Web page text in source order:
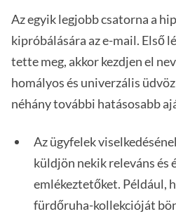
Az egyik legjobb csatorna a
kipróbálására az e-mail. Első
tette meg, akkor kezdjen el
homályos és univerzális
néhány további hatásosabb
Az ügyfelek
küldjön nekik releváns és
emlékeztetőket. Például,
fürdőruha-kollekcióját